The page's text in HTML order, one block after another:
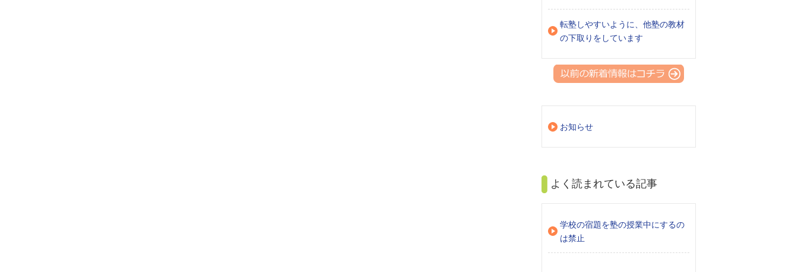
転塾しやすいように、他塾の教材
の下取りをしています
お知らせ
よく読まれている記事
学校の宿題を塾の授業中にするの
は禁止